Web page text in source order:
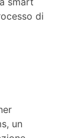
di
un